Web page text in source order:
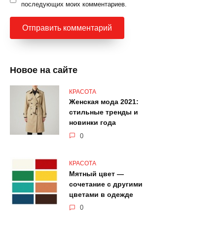
последующих моих комментариев.
Новое на сайте
КРАСОТА
Женская мода 2021:
стильные тренды и
новинки года
0
КРАСОТА
Мятный цвет —
сочетание с другими
цветами в одежде
0